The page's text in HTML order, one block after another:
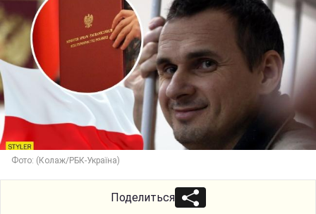
Фото: (Колаж/РБК-Україна)
Поделиться